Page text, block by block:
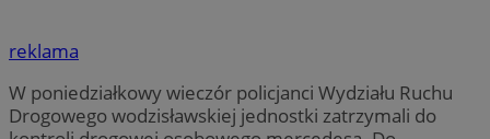
reklama
W poniedziałkowy wieczór policjanci Wydziału Ruchu
Drogowego wodzisławskiej jednostki zatrzymali do